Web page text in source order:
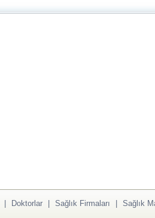
| Doktorlar | Sağlık Firmaları | Sağlık